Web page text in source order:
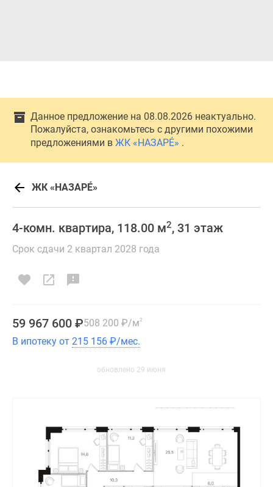
Данное предложение на 08.08.2026 неактуально.
Пожалуйста, ознакомьтесь с другими похожими
предложениями в ЖК «НАЗАРÉ» .
ЖК «НАЗАРÉ»
4-комн. квартира, 118.00 м2, 31 этаж
Срок сдачи 2 квартал 2028 года
59 967 600 ₽508 200 ₽/м2
В ипотеку от 215 156 ₽/мес.
обновлено 29 июня